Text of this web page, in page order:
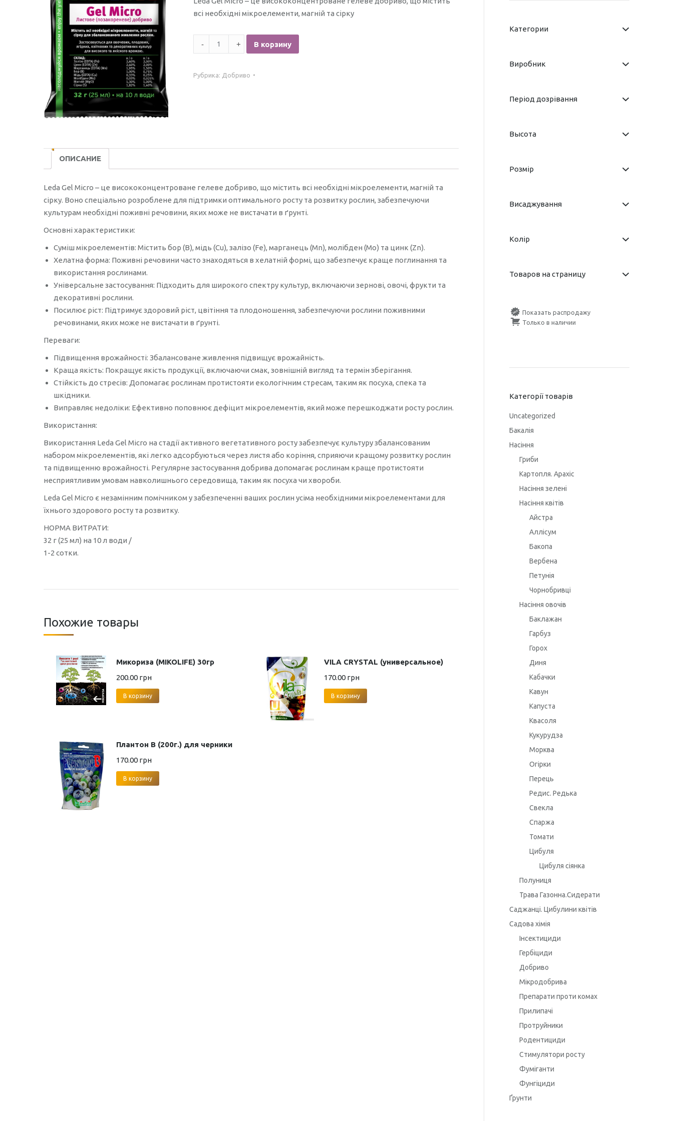
всі необхідні мікроелементи, магній та сірку
Количество
Leda
Micro
В корзину
Рубрика: Добриво
ОПИСАНИЕ
Leda Gel Micro – це висококонцентроване гелеве добриво, що містить всі необхідні мікроелементи, магній та
сірку. Воно спеціально розроблене для підтримки оптимального росту та розвитку рослин, забезпечуючи
культурам необхідні поживні речовини, яких може не вистачати в ґрунті.
Основні характеристики:
Суміш мікроелементів: Містить бор (B), мідь (Cu), залізо (Fe), марганець (Mn), молібден (Mo) та цинк (Zn).
Хелатна форма: Поживні речовини часто знаходяться в хелатній формі, що забезпечує краще поглинання та
використання рослинами.
Універсальне застосування: Підходить для широкого спектру культур, включаючи зернові, овочі, фрукти та
декоративні рослини.
Посилює ріст: Підтримує здоровий ріст, цвітіння та плодоношення, забезпечуючи рослини поживними
речовинами, яких може не вистачати в ґрунті.
Переваги:
Підвищення врожайності: Збалансоване живлення підвищує врожайність.
Краща якість: Покращує якість продукції, включаючи смак, зовнішній вигляд та термін зберігання.
Стійкість до стресів: Допомагає рослинам протистояти екологічним стресам, таким як посуха, спека та
шкідники.
Виправляє недоліки: Ефективно поповнює дефіцит мікроелементів, який може перешкоджати росту рослин.
Використання:
Використання Leda Gel Micro на стадії активного вегетативного росту забезпечує культуру збалансованим
набором мікроелементів, які легко адсорбуються через листя або коріння, сприяючи кращому розвитку рослин
та підвищенню врожайності. Регулярне застосування добрива допомагає рослинам краще протистояти
несприятливим умовам навколишнього середовища, таким як посуха чи хвороби.
Leda Gel Micro є незамінним помічником у забезпеченні ваших рослин усіма необхідними мікроелементами для
їхнього здорового росту та розвитку.
НОРМА ВИТРАТИ:
32 г (25 мл) на 10 л води /
1-2 сотки.
Похожие товары
Микориза (MIKOLIFE) 30гр
200.00 грн
В корзину
VILA CRYSTAL (универсальное)
170.00 грн
В корзину
Плантон B (200г.) для черники
170.00 грн
В корзину
Категории
Виробник
Період дозрівання
Высота
Розмір
Висаджування
Колір
Товаров на страницу
Показать распродажу
Только в наличии
Категорії товарів
Uncategorized
Бакалія
Насіння
Гриби
Картопля. Арахіс
Насіння зелені
Насіння квітів
Айстра
Аллісум
Бакопа
Вербена
Петунія
Чорнобривці
Насіння овочів
Баклажан
Гарбуз
Горох
Диня
Кабачки
Кавун
Капуста
Квасоля
Кукурудза
Морква
Огірки
Перець
Редис. Редька
Свекла
Спаржа
Томати
Цибуля
Цибуля сіянка
Полуниця
Трава Газонна.Сидерати
Саджанці. Цибулини квітів
Садова хімія
Інсектициди
Гербіциди
Добриво
Мікродобрива
Препарати проти комах
Прилипачі
Протруйники
Родентициди
Стимулятори росту
Фуміганти
Фунгіциди
Ґрунти